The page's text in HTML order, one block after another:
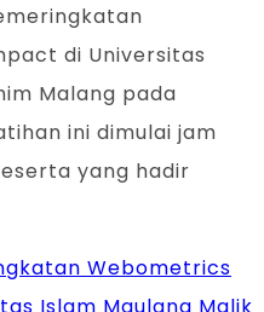
di Universitas
Malang pada
ini dimulai jam
yang hadir
Webometrics
Islam Maulana Malik